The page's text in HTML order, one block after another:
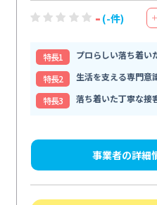
- (-件) ＋
特⻑1
プロらしい落ち着い
特⻑2
生活を支える専門意
特⻑3
落ち着いた丁寧な接
事業者の詳細